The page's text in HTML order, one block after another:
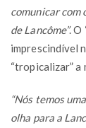
comunicar com
de Lancôme”. O
imprescindível
“tropicalizar” a
“Nós temos
olha para a